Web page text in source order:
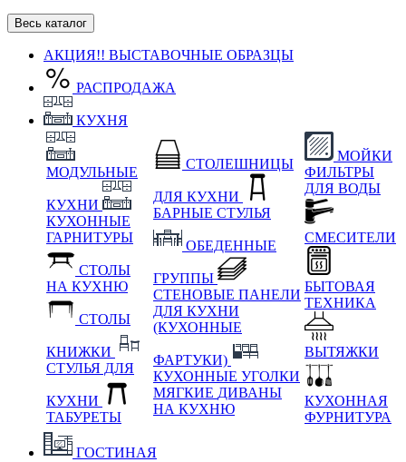
Весь каталог
АКЦИЯ!! ВЫСТАВОЧНЫЕ ОБРАЗЦЫ
РАСПРОДАЖА
КУХНЯ
МОДУЛЬНЫЕ
КУХНИ
КУХОННЫЕ
ГАРНИТУРЫ
СТОЛЫ
НА КУХНЮ
СТОЛЫ
КНИЖКИ
СТУЛЬЯ ДЛЯ
КУХНИ
ТАБУРЕТЫ
СТОЛЕШНИЦЫ
ДЛЯ КУХНИ
БАРНЫЕ СТУЛЬЯ
ОБЕДЕННЫЕ
ГРУППЫ
СТЕНОВЫЕ ПАНЕЛИ
ДЛЯ КУХНИ
(КУХОННЫЕ
ФАРТУКИ)
КУХОННЫЕ УГОЛКИ
МЯГКИЕ ДИВАНЫ
НА КУХНЮ
МОЙКИ
ФИЛЬТРЫ
ДЛЯ ВОДЫ
СМЕСИТЕЛИ
БЫТОВАЯ
ТЕХНИКА
ВЫТЯЖКИ
КУХОННАЯ
ФУРНИТУРА
ГОСТИНАЯ